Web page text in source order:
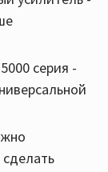
серия -